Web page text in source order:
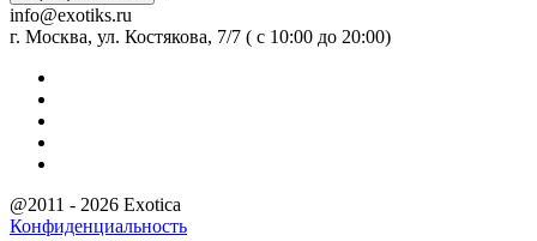
info@exotiks.ru
г. Москва, ул. Костякова, 7/7 ( с 10:00 до 20:00)
@2011 - 2026 Exotica
Конфиденциальность